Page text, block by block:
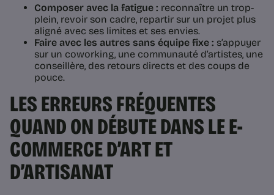
Composer avec la fatigue : reconnaître un trop-
plein, revoir son cadre, repartir sur un projet plus
aligné avec ses limites et ses envies.
Faire avec les autres sans équipe fixe : s’appuyer
sur un coworking, une communauté d’artistes, une
conseillère, des retours directs et des coups de
pouce.
LES ERREURS FRÉQUENTES
QUAND ON DÉBUTE DANS LE E-
COMMERCE D’ART ET
D’ARTISANAT